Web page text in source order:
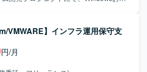
のインフラに関わることで、現場に近
や改善に携わることができます。 社内
て、マネジメントや業務推進にも関わ
やリーダーシップの経験を高めること
など）を利用したインフラ環境で
などのミドルウェアを用いた環
だきます。 【求める人物像】
主体的に業務を進めていただける方を
面に加えてコミュニケーション力を発
メンバーと円滑に情報共有や調整がで
VMWARE】インフラ運用保守支
円/月